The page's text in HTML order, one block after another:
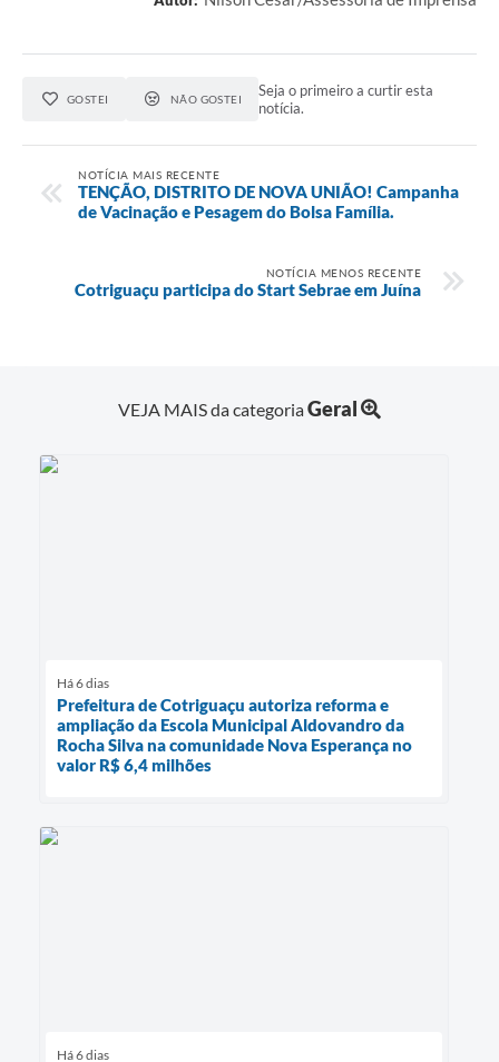
GOSTEI NÃO GOSTEI
Seja o primeiro a curtir esta
notícia.
NOTÍCIA MAIS RECENTE
TENÇÃO, DISTRITO DE NOVA UNIÃO! Campanha
de Vacinação e Pesagem do Bolsa Família.
NOTÍCIA MENOS RECENTE
Cotriguaçu participa do Start Sebrae em Juína
VEJA MAIS da categoriaGeral
Há 6 dias
Prefeitura de Cotriguaçu autoriza reforma e
ampliação da Escola Municipal Aldovandro da
Rocha Silva na comunidade Nova Esperança no
valor R$ 6,4 milhões
Há 6 dias